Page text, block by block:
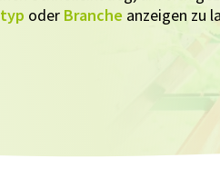
oder Branche anzeigen zu